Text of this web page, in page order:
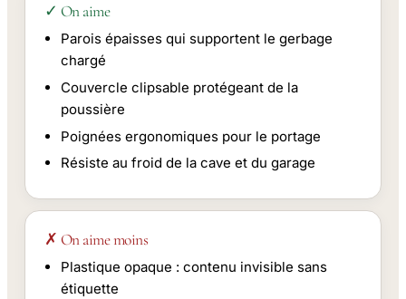
✓ On aime
Parois épaisses qui supportent le gerbage
chargé
Couvercle clipsable protégeant de la
poussière
Poignées ergonomiques pour le portage
Résiste au froid de la cave et du garage
✗ On aime moins
Plastique opaque : contenu invisible sans
étiquette